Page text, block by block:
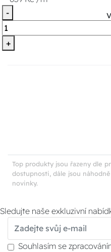
-
+
Top produkty jsou řazeny dle
dostupnosti, dále jsou
novinky.
Sledujte naše exkluzivní
Souhlasím se